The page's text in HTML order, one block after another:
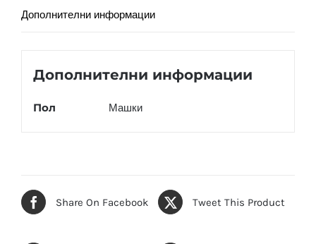
Дополнителни информации
Дополнителни информации
Пол Машки
Share On Facebook Tweet This Product